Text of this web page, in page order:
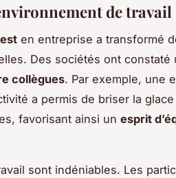
de travail
en entreprise a transformé
Des sociétés ont constaté
collègues. Par exemple, une
a permis de briser la
favorisant ainsi un esprit
sont indéniables. Les